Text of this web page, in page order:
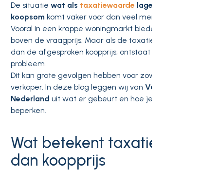
De situatiewat als taxatiewaarde lager is dan
koopsom komt vaker voor dan veel mensen denken.
Vooral in een krappe woningmarkt bieden kopers
boven de vraagprijs. Maar als de taxatie lager uitvalt
dan de afgesproken koopprijs, ontstaat er direct een
probleem.
Dit kan grote gevolgen hebben voor zowel koper als
verkoper. In deze blog leggen wij vanVastgoedgroep
Nederland uit wat er gebeurt en hoe je risico’s kunt
beperken.
Wat betekent taxatie lager
dan koopprijs